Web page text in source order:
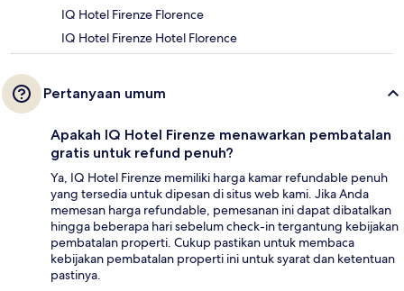
IQ Hotel Firenze Florence
IQ Hotel Firenze Hotel Florence
Pertanyaan umum
Apakah IQ Hotel Firenze menawarkan pembatalan
gratis untuk refund penuh?
Ya, IQ Hotel Firenze memiliki harga kamar refundable penuh
yang tersedia untuk dipesan di situs web kami. Jika Anda
memesan harga refundable, pemesanan ini dapat dibatalkan
hingga beberapa hari sebelum check-in tergantung kebijakan
pembatalan properti. Cukup pastikan untuk membaca
kebijakan pembatalan properti ini untuk syarat dan ketentuan
pastinya.